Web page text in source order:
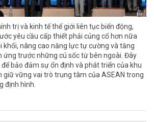
trị và kinh tế thế giới liên tục biến động,
yêu cầu cấp thiết phải củng cố hơn nữa
khối, nâng cao năng lực tự cường và tăng
ứng trước những cú sốc từ bên ngoài. Đây
để bảo đảm sự ổn định và phát triển của khu
giữ vững vai trò trung tâm của ASEAN trong
định hình.